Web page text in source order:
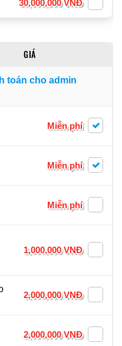
30,000,000 VNĐ
GIÁ
toán cho admin
Miễn phí
Miễn phí
Miễn phí
1,000,000 VNĐ
2,000,000 VNĐ
2,000,000 VNĐ